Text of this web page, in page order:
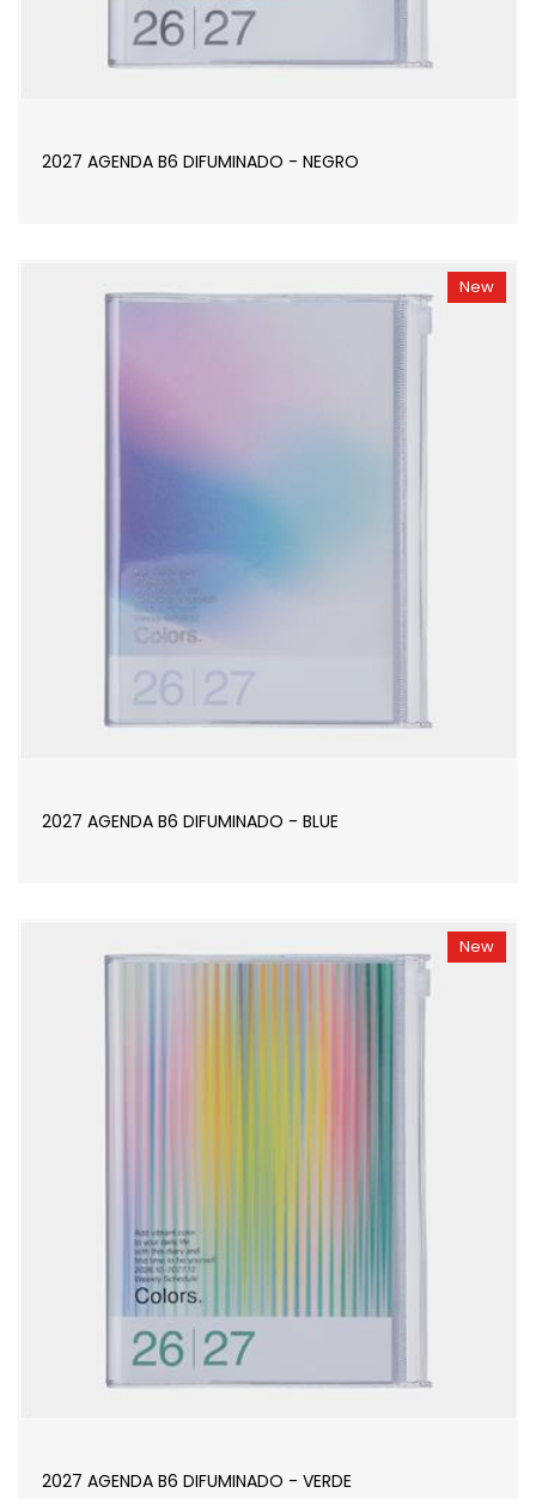
2027 AGENDA B6 DIFUMINADO - NEGRO
New
2027 AGENDA B6 DIFUMINADO - BLUE
New
2027 AGENDA B6 DIFUMINADO - VERDE